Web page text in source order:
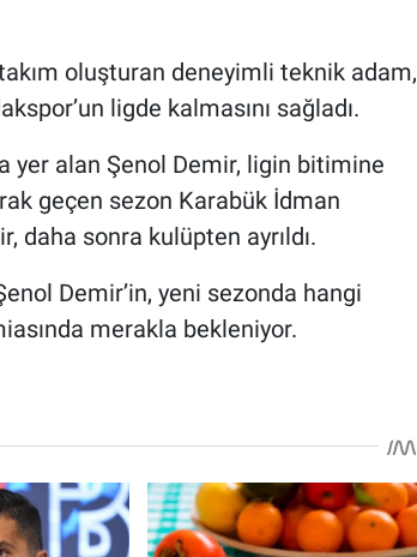
oluşturan deneyimli teknik adam,
ligde kalmasını sağladı.
yer alan Şenol Demir, ligin bitimine
geçen sezon Karabük İdman
daha sonra kulüpten ayrıldı.
Demir’in, yeni sezonda hangi
merakla bekleniyor.